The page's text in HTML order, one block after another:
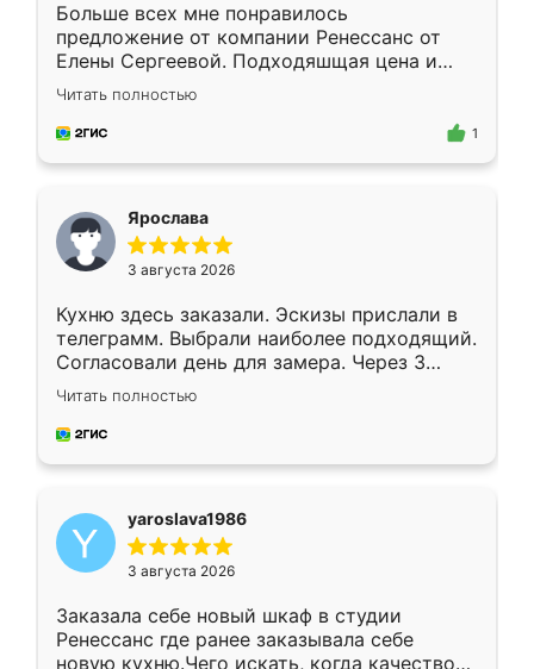
Больше всех мне понравилось
предложение от компании Ренессанс от
Елены Сергеевой. Подходяшщая цена и
короткие сроки изготовления. Приехавший
для замера сотрудник Владислав
предложил по моему эскизу самый
Читать полностью
1
Ярослава
3 августа 2026
Кухню здесь заказали. Эскизы прислали в
телеграмм. Выбрали наиболее подходящий.
Согласовали день для замера. Через 3
недели кухня была уже готова. Остались
довольны работой. Спасибо Ренессанс
мебель за качественную работу!
Читать полностью
yaroslava1986
3 августа 2026
Заказала себе новый шкаф в студии
Ренессанс где ранее заказывала себе
новую кухню.Чего искать, когда качеством